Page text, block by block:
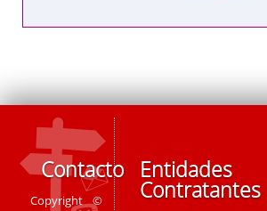
Contacto
Copyright ©
Entidades
Contratantes